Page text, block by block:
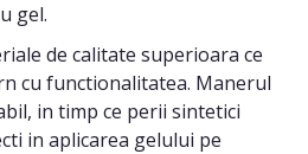
gel.
de calitate superioara ce
cu functionalitatea. Manerul
in timp ce perii sintetici
in aplicarea gelului pe